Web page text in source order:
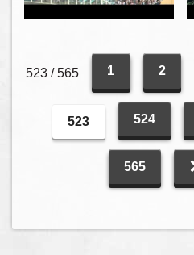
523 / 565 1 2
523 524
565